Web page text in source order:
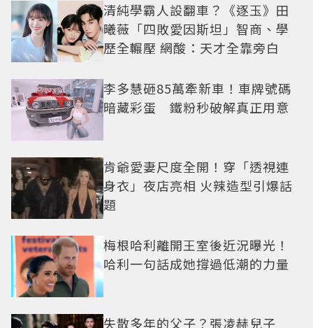
清純學霸人設翻車？《逐玉》田
曦薇「四敗愛因斯坦」智商、學
歷全輾壓 網酸：天才全靠旁白
李多慧砸85萬牽新車！車牌號碼
暗藏彩蛋 鐵粉秒破解真正用意
肯爺愛妻尺度全開！穿「透視連
身衣」夜店亮相 火辣造型引爆話
題
梅根哈利離開王室後近況曝光！
哈利一句話成她撐過低潮的力量
失散多年的父子？張凌赫兒子